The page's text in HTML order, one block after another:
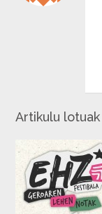
Artikulu lotuak